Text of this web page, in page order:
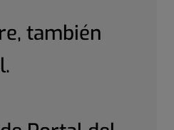
también